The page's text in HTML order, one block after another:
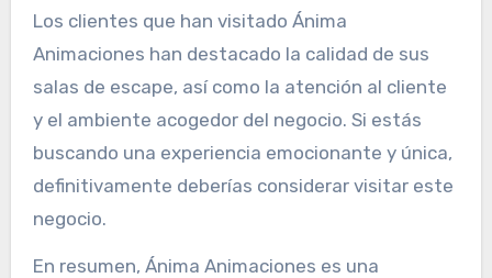
Los clientes que han visitado Ánima
Animaciones han destacado la calidad de sus
salas de escape, así como la atención al cliente
y el ambiente acogedor del negocio. Si estás
buscando una experiencia emocionante y única,
definitivamente deberías considerar visitar este
negocio.
En resumen, Ánima Animaciones es una